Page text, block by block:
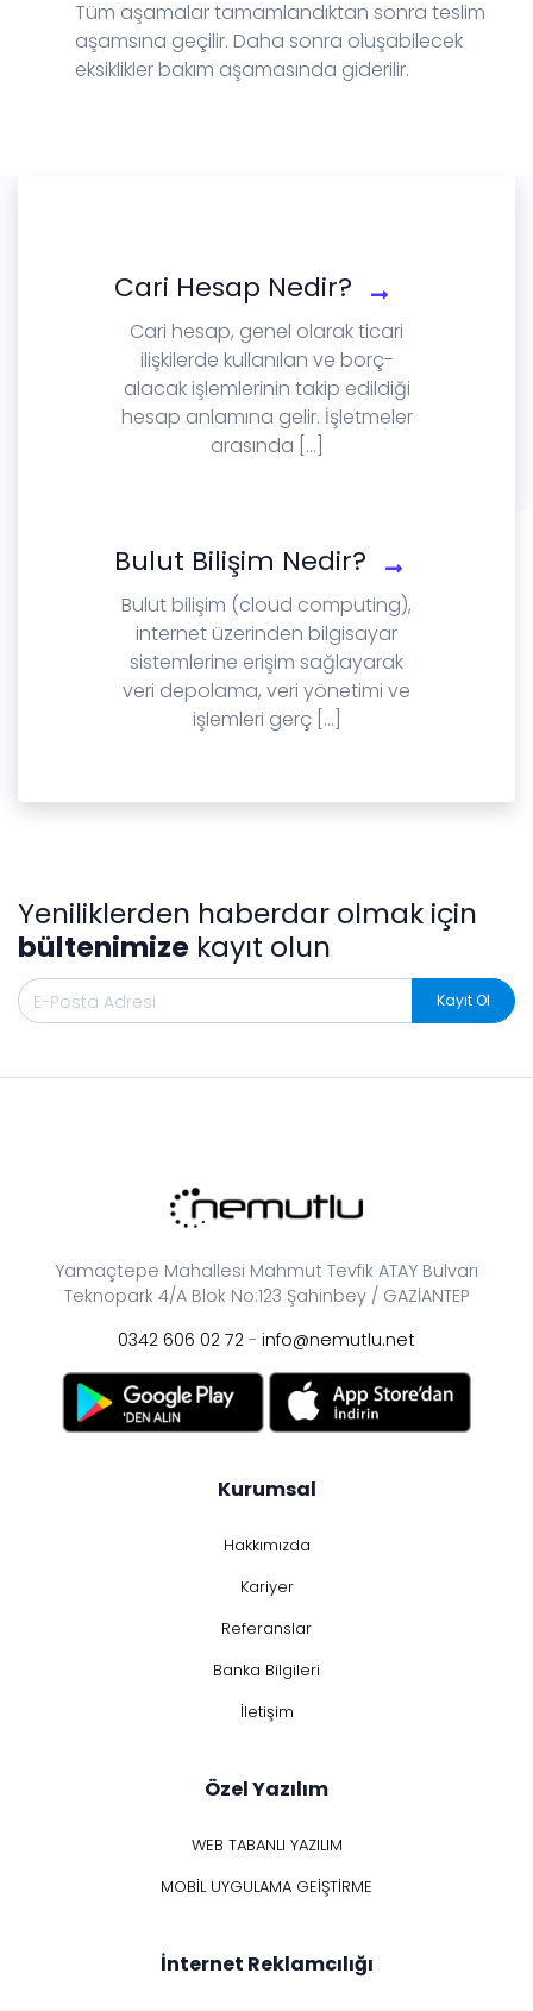
Tüm aşamalar tamamlandıktan sonra teslim
aşamsına geçilir. Daha sonra oluşabilecek
eksiklikler bakım aşamasında giderilir.
Cari Hesap Nedir?
Cari hesap, genel olarak ticari
ilişkilerde kullanılan ve borç-
alacak işlemlerinin takip edildiği
hesap anlamına gelir. İşletmeler
arasında [...]
Bulut Bilişim Nedir?
Bulut bilişim (cloud computing),
internet üzerinden bilgisayar
sistemlerine erişim sağlayarak
veri depolama, veri yönetimi ve
işlemleri gerç [...]
Yeniliklerden haberdar olmak için
bültenimize kayıt olun
Kayıt Ol
Yamaçtepe Mahallesi Mahmut Tevfik ATAY Bulvarı
Teknopark 4/A Blok No:123 Şahinbey / GAZİANTEP
0342 606 02 72 - info@nemutlu.net
Kurumsal
Hakkımızda
Kariyer
Referanslar
Banka Bilgileri
İletişim
Özel Yazılım
WEB TABANLI YAZILIM
MOBİL UYGULAMA GEİŞTİRME
İnternet Reklamcılığı